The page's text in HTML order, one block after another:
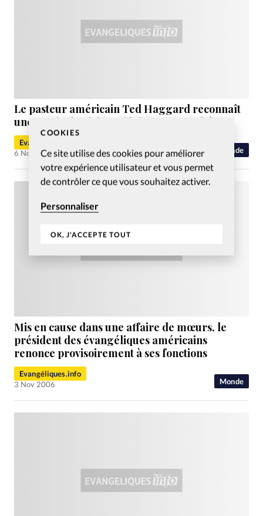
COOKIES
Ce site utilise des cookies pour améliorer
votre expérience utilisateur et vous permet
de contrôler ce que vous souhaitez activer.
Personnaliser
OK, J'ACCEPTE TOUT
Monde
Le pasteur américain Ted Haggard reconnaît
une partie des faits qui lui sont reprochés
Evangéliques.info
6 Nov 2006
Monde
Mis en cause dans une affaire de mœurs, le
président des évangéliques américains
renonce provisoirement à ses fonctions
Evangéliques.info
3 Nov 2006